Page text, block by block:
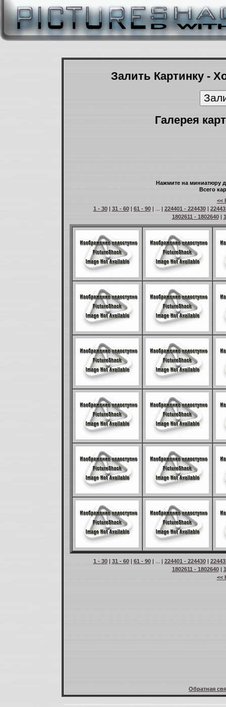
Залить Картинку -
Галерея
Нажмите на миниатюру
Всего
<<
1 - 30| 31 - 60| 61 - 90| ... | 224401 - 224430|
1802611 - 1802640|
1 - 30| 31 - 60| 61 - 90| ... | 224401 - 224430|
1802611 - 1802640|
<<
Обратная